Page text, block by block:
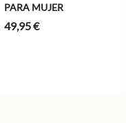
PARA MUJER
49,95€